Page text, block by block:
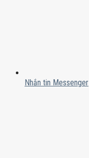
Nhắn tin Messenger